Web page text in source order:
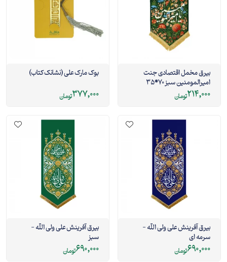
بیرق مخمل اقتصادی جنت
امیرالمومنین سبز 70*35
214,000تومان
بوک مارک علی (نشانک کتاب)
377,000تومان
بیرق آفرینش علی ولی الله -
سرمه ای
690,000تومان
بیرق آفرینش علی ولی الله -
سبز
690,000تومان